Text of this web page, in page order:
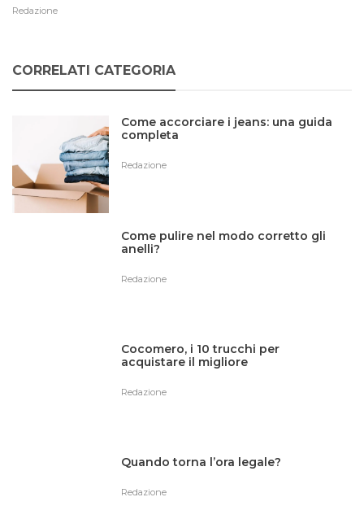
Redazione
CORRELATI CATEGORIA
Come accorciare i jeans: una guida
completa
Redazione
Come pulire nel modo corretto gli
anelli?
Redazione
Cocomero, i 10 trucchi per
acquistare il migliore
Redazione
Quando torna l’ora legale?
Redazione